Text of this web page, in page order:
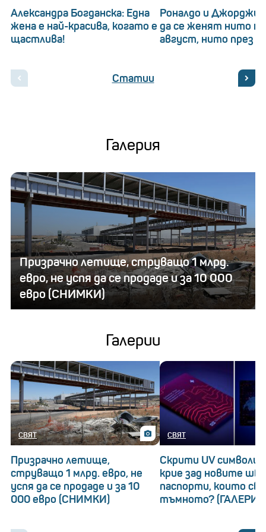
Александра Богданска: Една
жена е най-красива, когато е
щастлива!
Роналдо и
да се женят нито
август, нито през
Статии
Галерия
Призрачно летище, струващо 1 млрд.
евро, не успя да се продаде и за 10 000
евро (СНИМКИ)
Галерии
СВЯТ
Призрачно летище,
струващо 1 млрд. евро, не
успя да се продаде и за 10
000 евро (СНИМКИ)
СВЯТ
Скрити UV символи:
крие зад новите
паспорти, които
тъмното?